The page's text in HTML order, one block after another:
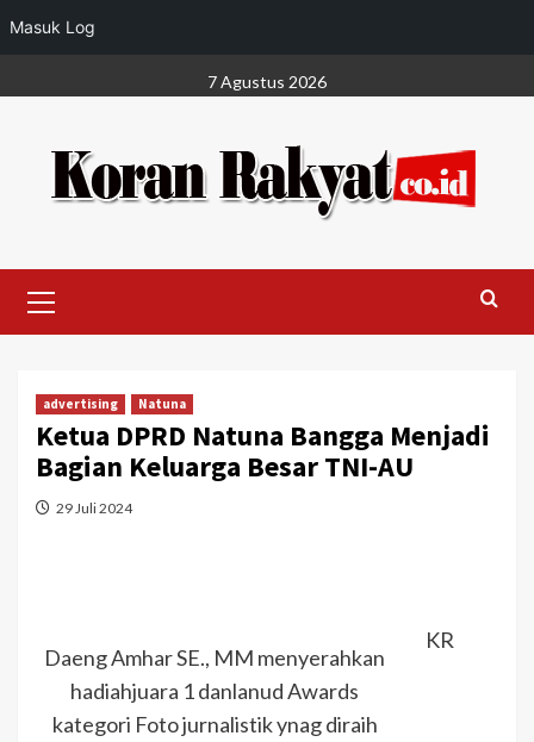
Masuk Log
to
7 Agustus 2026
Menu
advertising Natuna
Ketua DPRD Natuna Bangga Menjadi
Bagian Keluarga Besar TNI-AU
29 Juli 2024
Daeng Amhar SE., MM menyerahkan
hadiahjuara 1 danlanud Awards
kategori Foto jurnalistik ynag diraih
KR